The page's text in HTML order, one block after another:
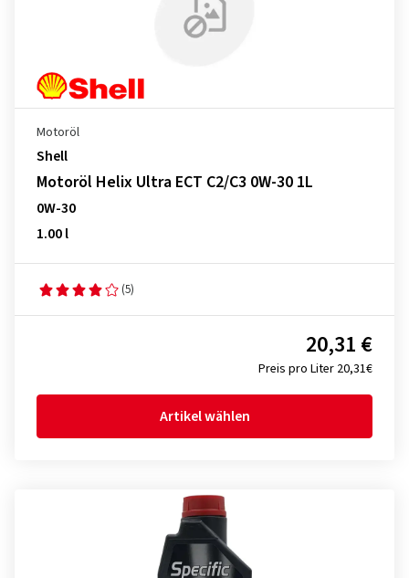
Motoröl
Shell
Motoröl Helix Ultra ECT C2/C3 0W-30 1L
0W-30
1.00 l
(5)
Preis pro Liter 20,31€
20,31 €
Artikel wählen